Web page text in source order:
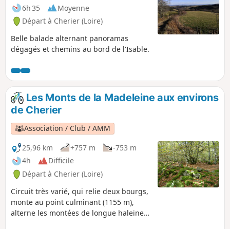
6h 35
Moyenne
Départ à Cherier (Loire)
Belle balade alternant panoramas
dégagés et chemins au bord de l'Isable.
Les Monts de la Madeleine aux environs
de Cherier
Association / Club / AMM
25,96 km
+757 m
-753 m
4h
Difficile
Départ à Cherier (Loire)
Circuit très varié, qui relie deux bourgs,
monte au point culminant (1155 m),
alterne les montées de longue haleine